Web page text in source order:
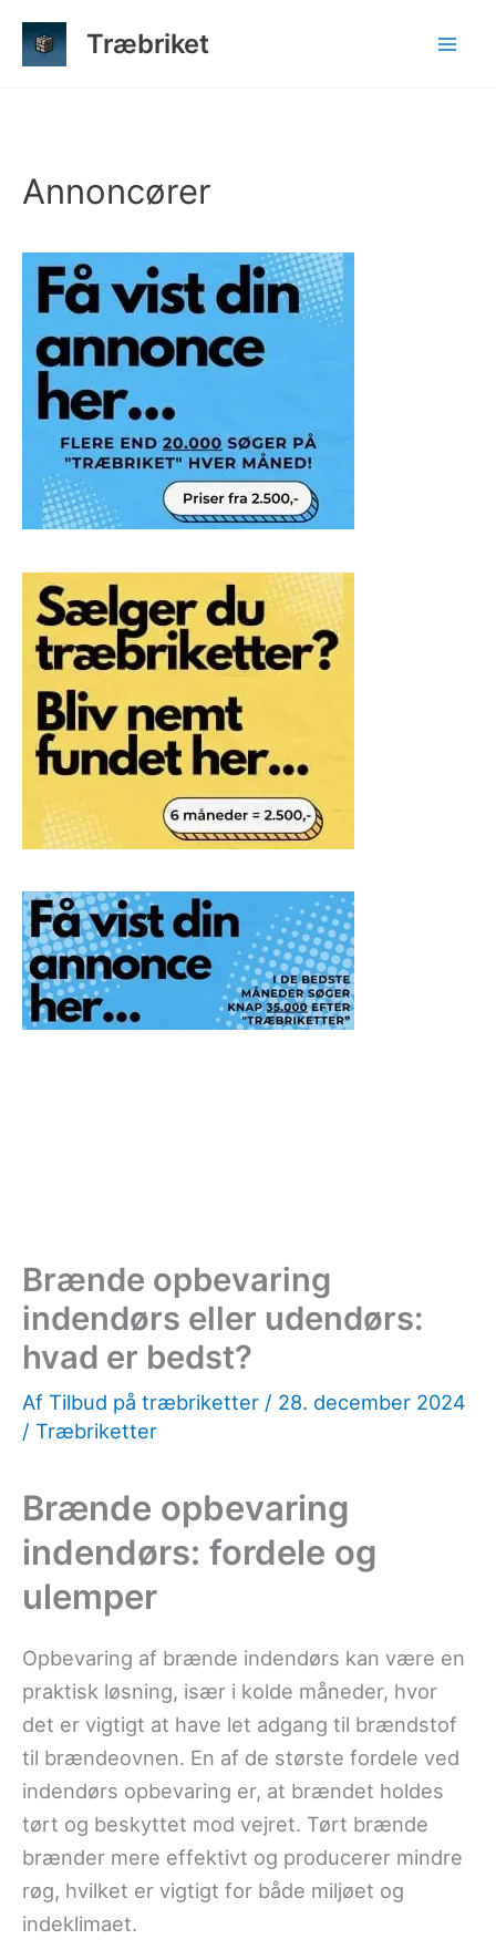
Træbriket
Annoncører
Brænde opbevaring
indendørs eller udendørs:
hvad er bedst?
Af Tilbud på træbriketter / 28. december 2024
/ Træbriketter
Brænde opbevaring
indendørs: fordele og
ulemper
Opbevaring af brænde indendørs kan være en
praktisk løsning, især i kolde måneder, hvor
det er vigtigt at have let adgang til brændstof
til brændeovnen. En af de største fordele ved
indendørs opbevaring er, at brændet holdes
tørt og beskyttet mod vejret. Tørt brænde
brænder mere effektivt og producerer mindre
røg, hvilket er vigtigt for både miljøet og
indeklimaet.